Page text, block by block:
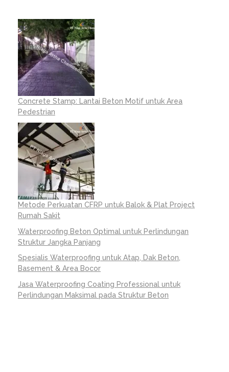
Concrete Stamp: Lantai Beton Motif untuk Area
Pedestrian
Metode Perkuatan CFRP untuk Balok & Plat Project
Rumah Sakit
Waterproofing Beton Optimal untuk Perlindungan
Struktur Jangka Panjang
Spesialis Waterproofing untuk Atap, Dak Beton,
Basement & Area Bocor
Jasa Waterproofing Coating Professional untuk
Perlindungan Maksimal pada Struktur Beton